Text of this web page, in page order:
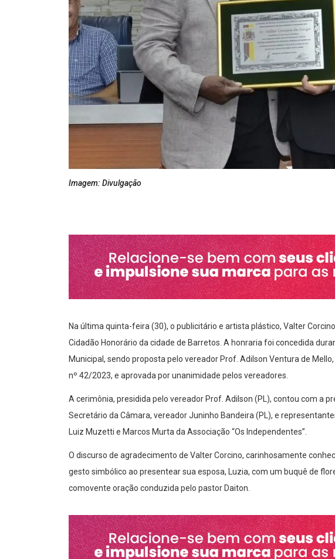
Imagem: Divulgação
Na última quinta-feira (30), o publicitário e artista plástico, Valter
Cidadão Honorário da cidade de Barretos. A honraria foi concedida
Municipal, sendo proposta pelo vereador Prof. Adilson Ventura de
nº 42/2023, e aprovada por unanimidade pelos vereadores.
A cerimônia, presidida pelo vereador Prof. Adilson (PL), contou com a
Secretário da Câmara, vereador Juninho Bandeira (PL), e
Luiz Muzetti e Marcos Murta da Associação “Os Independentes”.
O discurso de agradecimento de Valter Corcino, carinhosamente
gesto simbólico ao presentear sua esposa, Luzia, com um buquê de
comovente oração conduzida pelo pastor Daiton.